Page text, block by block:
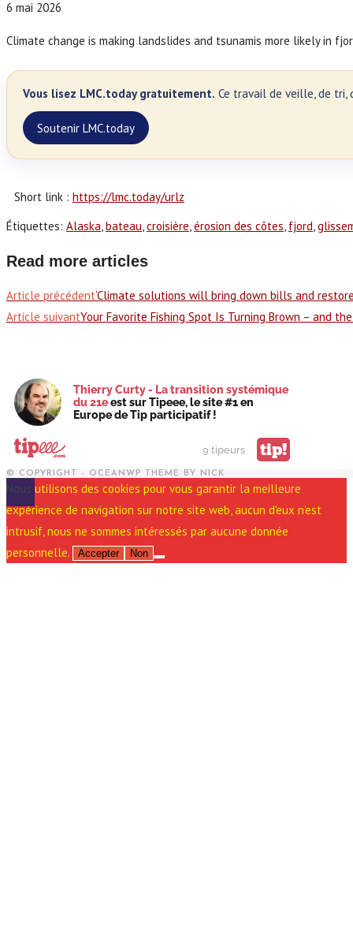
6 mai 2026
Climate change is making landslides and tsunamis more likely in
Vous lisez LMC.today gratuitement. Ce travail de veille, de tri,
Soutenir LMC.today
Short link : https://lmc.today/urlz
Étiquettes: Alaska, bateau, croisière, érosion des côtes, fjord,
Read more articles
Article précédent‘Climate solutions will bring down bills and
Article suivantYour Favorite Fishing Spot Is Turning Brown – and
Thierry Curty - La transition systémique
du 21eest sur Tipeee, le site #1 en
Europe de Tip participatif !
9 tipeurs tip!
© COPYRIGHT - OCEANWP THEME BY NICK
Nous utilisons des cookies pour vous garantir la meilleure
expérience de navigation sur notre site web, aucun d'eux n'est
intrusif, nous ne sommes intéressés par aucune donnée
personnelle.
Accepter Non